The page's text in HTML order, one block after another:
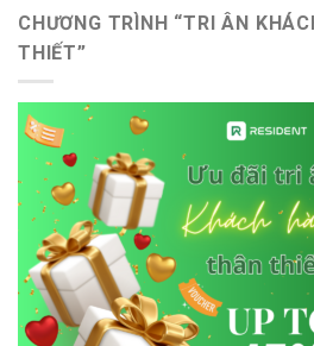
CHƯƠNG TRÌNH “TRI ÂN
THIẾT”